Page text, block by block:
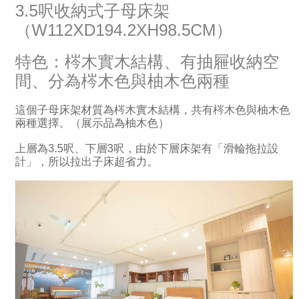
3.5呎收納式子母床架
（W112XD194.2XH98.5CM）
特色：梣木實木結構、有抽屜收納空
間、分為梣木色與柚木色兩種
這個子母床架材質為梣木實木結構，共有梣木色與柚木色
兩種選擇。（展示品為柚木色）
上層為3.5呎、下層3呎，由於下層床架有「滑輪拖拉設
計」，所以拉出子床超省力。